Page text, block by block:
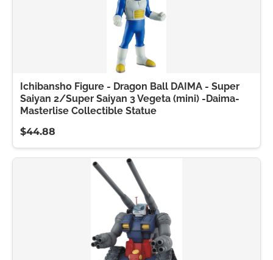
Ichibansho Figure - Dragon Ball DAIMA - Super
Saiyan 2/Super Saiyan 3 Vegeta (mini) -Daima-
Masterlise Collectible Statue
$44.88